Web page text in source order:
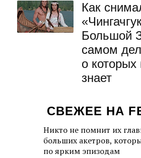
Как
Большой
самом
о
знает
СВЕЖЕЕ НА
Никто не помнит их
больших акетров,
по ярким эпизодам